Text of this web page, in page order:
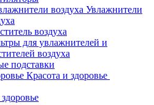
Увлажнители
воздуха
для увлажнителей и
воздуха
подставки
Красота и здоровье